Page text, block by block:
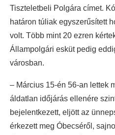
Tiszteletbeli Polgára címet.
határon túliak egyszerűsített
volt. Több mint 20 ezren
Állampolgári esküt pedig
városban.
– Március 15-én 56-an lettek
áldatlan időjárás ellenére
bejelentkezett, eljött az
érkezett meg Óbecséről,